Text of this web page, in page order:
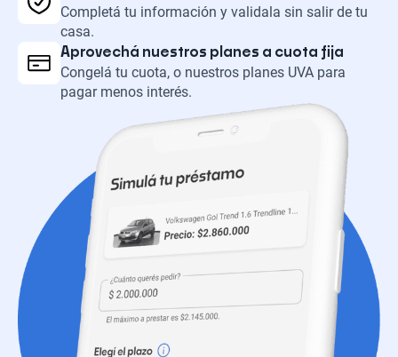
Completá tu información y validala sin salir de tu
casa.
Aprovechá nuestros planes a cuota fija
Congelá tu cuota, o nuestros planes UVA para
pagar menos interés.